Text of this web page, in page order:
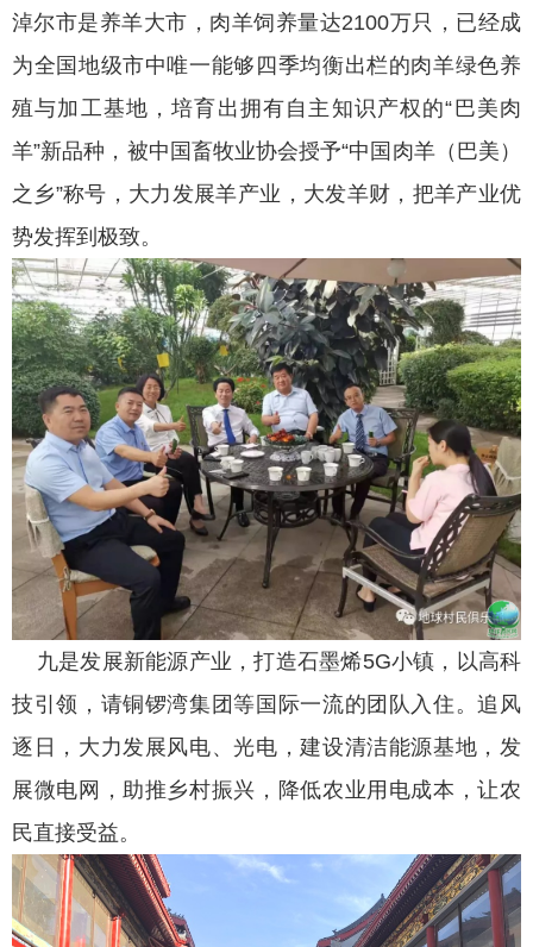
淖尔市是养羊大市，肉羊饲养量达2100万只，已经成
为全国地级市中唯一能够四季均衡出栏的肉羊绿色养
殖与加工基地，培育出拥有自主知识产权的“巴美肉
羊”新品种，被中国畜牧业协会授予“中国肉羊（巴美）
之乡”称号，大力发展羊产业，大发羊财，把羊产业优
势发挥到极致。
九是发展新能源产业，打造石墨烯5G小镇，以高科
技引领，请铜锣湾集团等国际一流的团队入住。追风
逐日，大力发展风电、光电，建设清洁能源基地，发
展微电网，助推乡村振兴，降低农业用电成本，让农
民直接受益。